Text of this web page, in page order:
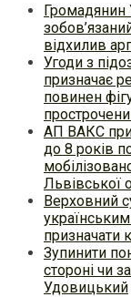
Громадянин
відхилив
Угоди з
призначає
повинен
АП ВАКС
до 8 років
Львівської
Верховний
призначати
Зупинити
стороні чи
Удовицький